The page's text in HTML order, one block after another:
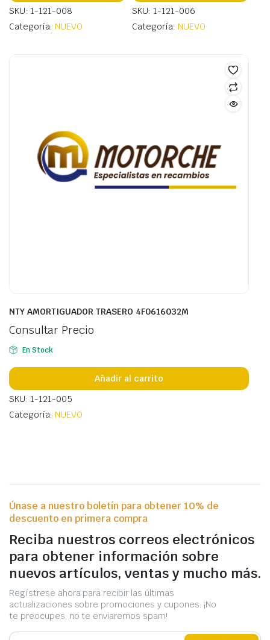
SKU: 1-121-008
Categoría: NUEVO
SKU: 1-121-006
Categoría: NUEVO
NTY AMORTIGUADOR TRASERO 4F0616032M
Consultar Precio
En Stock
Añadir al carrito
SKU: 1-121-005
Categoría: NUEVO
Únase a nuestro boletín para obtener 10% de
descuento en primera compra
Reciba nuestros correos electrónicos
para obtener información sobre
nuevos artículos, ventas y mucho más.
Regístrese ahora para recibir las últimas
actualizaciones sobre promociones y cupones. ¡No
te preocupes, no te enviaremos spam!